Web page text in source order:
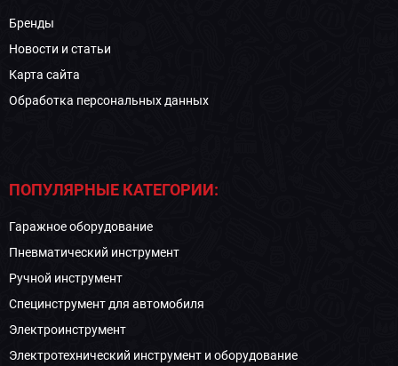
Бренды
Новости и статьи
Карта сайта
Обработка персональных данных
ПОПУЛЯРНЫЕ КАТЕГОРИИ:
Гаражное оборудование
Пневматический инструмент
Ручной инструмент
Специнструмент для автомобиля
Электроинструмент
Электротехнический инструмент и оборудование